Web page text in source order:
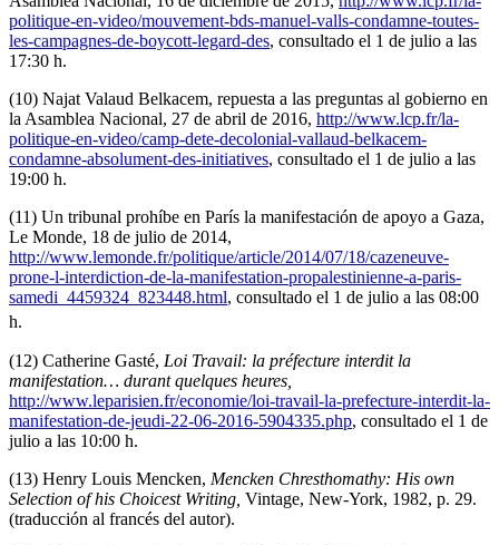
politique-en-video/mouvement-bds-manuel-valls-condamne-toutes-
les-campagnes-de-boycott-legard-des, consultado el 1 de julio a las
17:30 h.
(10) Najat Valaud Belkacem, repuesta a las preguntas al gobierno en
la Asamblea Nacional, 27 de abril de 2016, http://www.lcp.fr/la-
politique-en-video/camp-dete-decolonial-vallaud-belkacem-
condamne-absolument-des-initiatives, consultado el 1 de julio a las
19:00 h.
(11) Un tribunal prohíbe en París la manifestación de apoyo a Gaza,
Le Monde, 18 de julio de 2014,
http://www.lemonde.fr/politique/article/2014/07/18/cazeneuve-
prone-l-interdiction-de-la-manifestation-propalestinienne-a-paris-
samedi_4459324_823448.html, consultado el 1 de julio a las 08:00
h.
(12) Catherine Gasté, Loi Travail: la préfecture interdit la
manifestation… durant quelques heures,
http://www.leparisien.fr/economie/loi-travail-la-prefecture-interdit-la-
manifestation-de-jeudi-22-06-2016-5904335.php, consultado el 1 de
julio a las 10:00 h.
(13) Henry Louis Mencken, Mencken Chresthomathy: His own
Selection of his Choicest Writing, Vintage, New-York, 1982, p. 29.
(traducción al francés del autor).